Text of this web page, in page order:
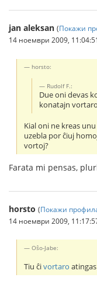
jan aleksan (Покажи
14 ноември 2009,
horsto:
Rudolf F.:
Due oni devas
konatajn
Kial oni ne kreas
uzebla por ĉiuj
vortoj?
Farata mi pensas,
horsto (Покажи
14 ноември 2009,
Oŝo-Jabe:
Tiu ĉivortaro